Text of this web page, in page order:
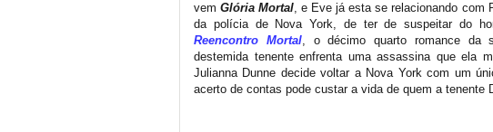
vemGlória Mortal , e Eve já esta se relacionando
da polícia de Nova York, de ter de suspeitar do
Reencontro Mortal, o décimo quarto romance da
destemida tenente enfrenta uma assassina que ela
Julianna Dunne decide voltar a Nova York com um
acerto de contas pode custar a vida de quem a tenente